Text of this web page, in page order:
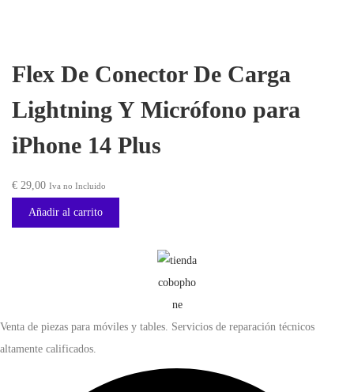
Flex De Conector De Carga
Lightning Y Micrófono para
iPhone 14 Plus
€ 29,00 Iva no Incluido
Añadir al carrito
Venta de piezas para móviles y tables. Servicios de reparación técnicos
altamente calificados.